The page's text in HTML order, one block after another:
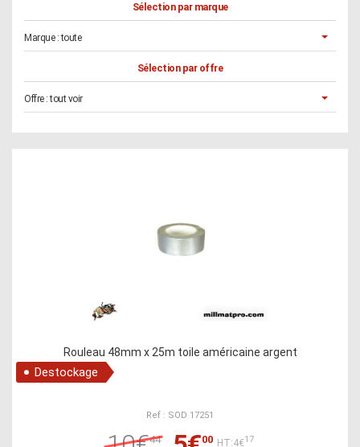
Sélection par marque
Marque :toute
Sélection par offre
Offre :tout voir
Rouleau 48mm x 25m toile américaine argent
Destockage
Ref : SOD 17251
44 00 HT:4€17